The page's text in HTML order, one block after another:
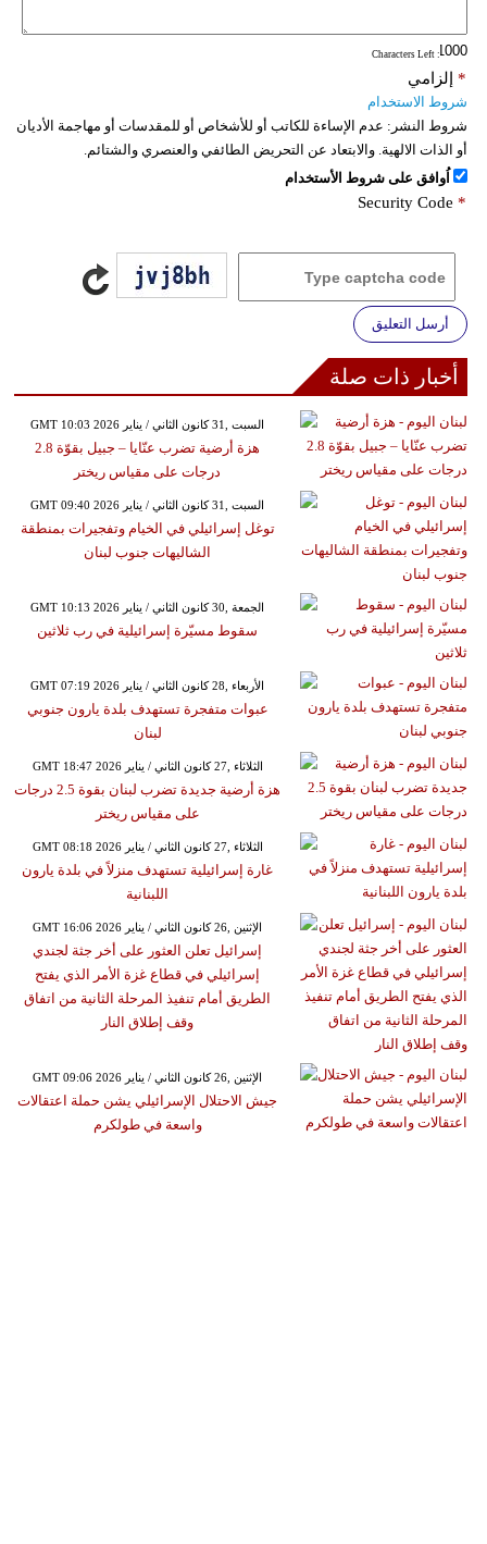
: Characters Left
إلزامي *
شروط الاستخدام
شروط النشر: عدم الإساءة للكاتب أو للأشخاص أو للمقدسات أو مهاجمة الأديان
أو الذات الالهية. والابتعاد عن التحريض الطائفي والعنصري والشتائم.
اُوافق على شروط الأستخدام
Security Code *
أرسل التعليق
أخبار ذات صلة
GMT 10:03 2026 السبت ,31 كانون الثاني / يناير
هزة أرضية تضرب عنّايا – جبيل بقوّة 2.8
درجات على مقياس ريختر
GMT 09:40 2026 السبت ,31 كانون الثاني / يناير
توغل إسرائيلي في الخيام وتفجيرات بمنطقة
الشاليهات جنوب لبنان
GMT 10:13 2026 الجمعة ,30 كانون الثاني / يناير
سقوط مسيّرة إسرائيلية في رب ثلاثين
GMT 07:19 2026 الأربعاء ,28 كانون الثاني / يناير
عبوات متفجرة تستهدف بلدة يارون جنوبي
لبنان
GMT 18:47 2026 الثلاثاء ,27 كانون الثاني / يناير
هزة أرضية جديدة تضرب لبنان بقوة 2.5 درجات
على مقياس ريختر
GMT 08:18 2026 الثلاثاء ,27 كانون الثاني / يناير
غارة إسرائيلية تستهدف منزلاً في بلدة يارون
اللبنانية
GMT 16:06 2026 الإثنين ,26 كانون الثاني / يناير
إسرائيل تعلن العثور على أخر جثة لجندي
إسرائيلي في قطاع غزة الأمر الذي يفتح
الطريق أمام تنفيذ المرحلة الثانية من اتفاق
وقف إطلاق النار
GMT 09:06 2026 الإثنين ,26 كانون الثاني / يناير
جيش الاحتلال الإسرائيلي يشن حملة اعتقالات
واسعة في طولكرم